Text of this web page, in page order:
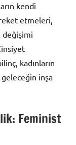
kendi
etmeleri,
değişimi
kadınların
inşa
Feminist